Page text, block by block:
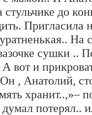
до
Пригласила
На
сушки ..
вот и
, Анатолий,
хранит..,»–
думал потерял..